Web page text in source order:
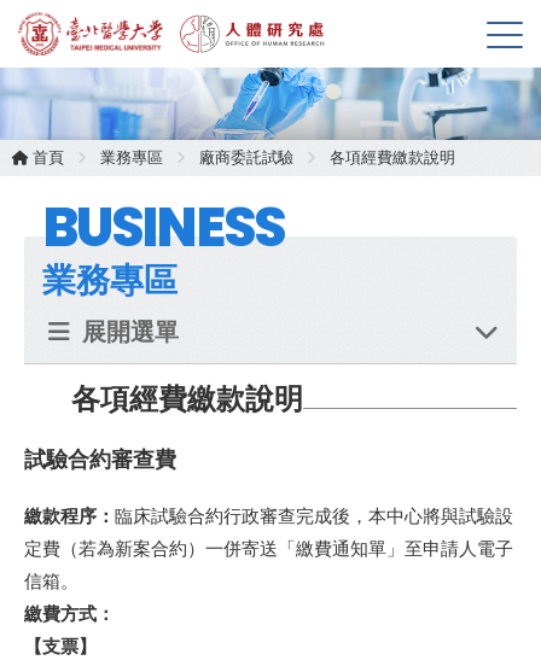
展
開
選
單
首頁 業務專區 廠商委託試驗 各項經費繳款說明
BUSINESS
業務專區
展開選單
各項經費繳款說明
試驗合約審查費
繳款程序： 臨床試驗合約行政審查完成後，本中心將與試驗設
定費（若為新案合約）一併寄送「繳費通知單」至申請人電子
信箱。
繳費方式：
【支票】